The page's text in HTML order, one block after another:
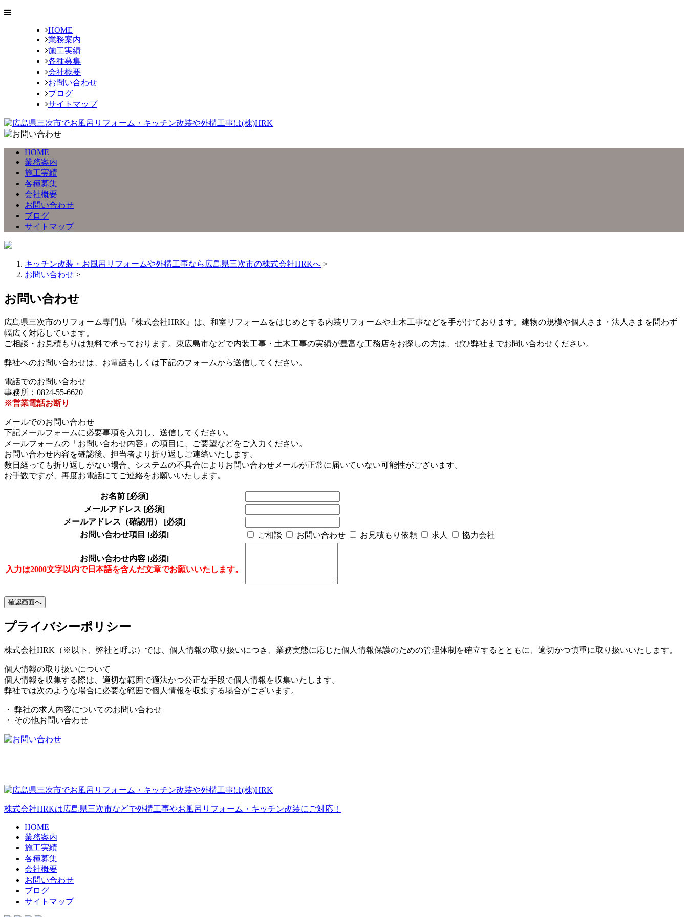
HOME
業務案内
施工実績
各種募集
会社概要
お問い合わせ
ブログ
サイトマップ
HOME
業務案内
施工実績
各種募集
会社概要
お問い合わせ
ブログ
サイトマップ
キッチン改装・お風呂リフォームや外構工事なら広島県三次市の株式会社HRKへ >
お問い合わせ >
お問い合わせ
広島県三次市のリフォーム専門店『株式会社HRK』は、和室リフォームをはじめとする内装リフォームや土木工事などを手がけております。建物の規模や個人さま・法人さまを問わず
幅広く対応しています。
ご相談・お見積もりは無料で承っております。東広島市などで内装工事・土木工事の実績が豊富な工務店をお探しの方は、ぜひ弊社までお問い合わせください。
弊社へのお問い合わせは、お電話もしくは下記のフォームから送信してください。
電話でのお問い合わせ
事務所：0824-55-6620
※営業電話お断り
メールでのお問い合わせ
下記メールフォームに必要事項を入力し、送信してください。
メールフォームの「お問い合わせ内容」の項目に、ご要望などをご入力ください。
お問い合わせ内容を確認後、担当者より折り返しご連絡いたします。
数日経っても折り返しがない場合、システムの不具合によりお問い合わせメールが正常に届いていない可能性がございます。
お手数ですが、再度お電話にてご連絡をお願いいたします。
お名前 [必須]
メールアドレス [必須]
メールアドレス（確認用） [必須]
お問い合わせ項目 [必須] ご相談 お問い合わせ お見積もり依頼 求人 協力会社
お問い合わせ内容 [必須]
入力は2000文字以内で日本語を含んだ文章でお願いいたします。
プライバシーポリシー
株式会社HRK（※以下、弊社と呼ぶ）では、個人情報の取り扱いにつき、業務実態に応じた個人情報保護のための管理体制を確立するとともに、適切かつ慎重に取り扱いいたします。
個人情報の取り扱いについて
個人情報を収集する際は、適切な範囲で適法かつ公正な手段で個人情報を収集いたします。
弊社では次のような場合に必要な範囲で個人情報を収集する場合がございます。
・ 弊社の求人内容についてのお問い合わせ
・ その他お問い合わせ
株式会社HRKは広島県三次市などで外構工事やお風呂リフォーム・キッチン改装にご対応！
HOME
業務案内
施工実績
各種募集
会社概要
お問い合わせ
ブログ
サイトマップ